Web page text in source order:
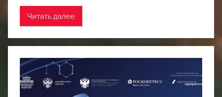
Читать далее